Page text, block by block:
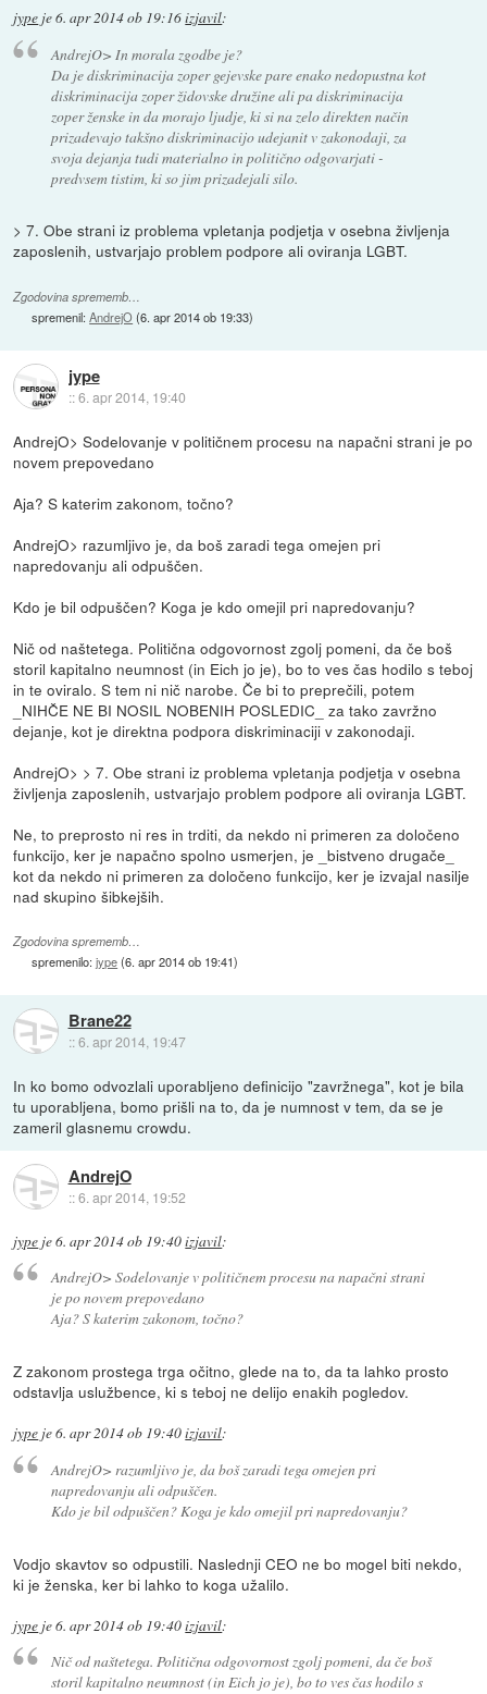
jype je6. apr 2014 ob 19:16izjavil:
AndrejO> In morala zgodbe je?
Da je diskriminacija zoper gejevske pare enako nedopustna kot
diskriminacija zoper židovske družine ali pa diskriminacija
zoper ženske in da morajo ljudje, ki si na zelo direkten način
prizadevajo takšno diskriminacijo udejanit v zakonodaji, za
svoja dejanja tudi materialno in politično odgovarjati -
predvsem tistim, ki so jim prizadejali silo.
> 7. Obe strani iz problema vpletanja podjetja v osebna življenja
zaposlenih, ustvarjajo problem podpore ali oviranja LGBT.
Zgodovina sprememb…
spremenil:AndrejO(6. apr 2014 ob 19:33)
jype
::6. apr 2014, 19:40
AndrejO> Sodelovanje v političnem procesu na napačni strani je po
novem prepovedano
Aja? S katerim zakonom, točno?
AndrejO> razumljivo je, da boš zaradi tega omejen pri
napredovanju ali odpuščen.
Kdo je bil odpuščen? Koga je kdo omejil pri napredovanju?
Nič od naštetega. Politična odgovornost zgolj pomeni, da če boš
storil kapitalno neumnost (in Eich jo je), bo to ves čas hodilo s teboj
in te oviralo. S tem ni nič narobe. Če bi to preprečili, potem
_NIHČE NE BI NOSIL NOBENIH POSLEDIC_ za tako zavržno
dejanje, kot je direktna podpora diskriminaciji v zakonodaji.
AndrejO> > 7. Obe strani iz problema vpletanja podjetja v osebna
življenja zaposlenih, ustvarjajo problem podpore ali oviranja LGBT.
Ne, to preprosto ni res in trditi, da nekdo ni primeren za določeno
funkcijo, ker je napačno spolno usmerjen, je _bistveno drugače_
kot da nekdo ni primeren za določeno funkcijo, ker je izvajal nasilje
nad skupino šibkejših.
Zgodovina sprememb…
spremenilo:jype(6. apr 2014 ob 19:41)
Brane22
::6. apr 2014, 19:47
In ko bomo odvozlali uporabljeno definicijo "zavržnega", kot je bila
tu uporabljena, bomo prišli na to, da je numnost v tem, da se je
zameril glasnemu crowdu.
AndrejO
::6. apr 2014, 19:52
jype je6. apr 2014 ob 19:40izjavil:
AndrejO> Sodelovanje v političnem procesu na napačni strani
je po novem prepovedano
Aja? S katerim zakonom, točno?
Z zakonom prostega trga očitno, glede na to, da ta lahko prosto
odstavlja uslužbence, ki s teboj ne delijo enakih pogledov.
jype je6. apr 2014 ob 19:40izjavil:
AndrejO> razumljivo je, da boš zaradi tega omejen pri
napredovanju ali odpuščen.
Kdo je bil odpuščen? Koga je kdo omejil pri napredovanju?
Vodjo skavtov so odpustili. Naslednji CEO ne bo mogel biti nekdo,
ki je ženska, ker bi lahko to koga užalilo.
jype je6. apr 2014 ob 19:40izjavil:
Nič od naštetega. Politična odgovornost zgolj pomeni, da če boš
storil kapitalno neumnost (in Eich jo je), bo to ves čas hodilo s